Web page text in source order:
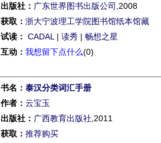
出版社： 广东世界图书出版公司 ,2008
获取： 浙大宁波理工学院图书馆纸本馆藏
试读： CADAL | 读秀 | 畅想之星
互动： 我想留下点什么(0)
书名： 泰汉分类词汇手册
作者： 云宝玉
出版社： 广西教育出版社 ,2011
获取： 推荐购买